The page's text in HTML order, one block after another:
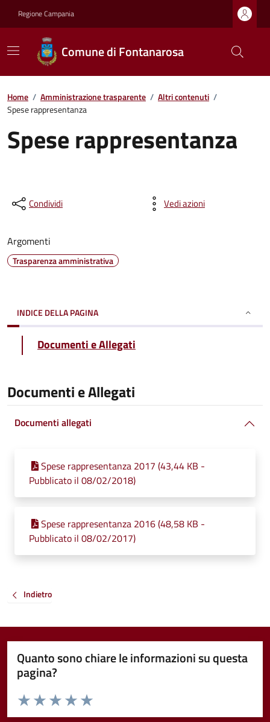
Regione Campania
Comune di Fontanarosa
Home / Amministrazione trasparente / Altri contenuti /
Spese rappresentanza
Spese rappresentanza
Condividi Vedi azioni
Argomenti
Trasparenza amministrativa
INDICE DELLA PAGINA
Documenti e Allegati
Documenti e Allegati
Documenti allegati
Spese rappresentanza 2017 (43,44 KB -
Pubblicato il 08/02/2018)
Spese rappresentanza 2016 (48,58 KB -
Pubblicato il 08/02/2017)
Indietro
Quanto sono chiare le informazioni su questa
pagina?
Valuta da 1 a 5 stelle la pagina
Valuta 5 stelle su 5
Valuta 4 stelle su 5
Valuta 3 stelle su 5
Valuta 2 stelle su 5
Valuta 1 stelle su 5